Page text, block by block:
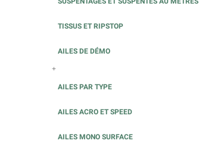
TISSUS ET RIPSTOP
AILES DE DÉMO
+
AILES PAR TYPE
AILES ACRO ET SPEED
AILES MONO SURFACE